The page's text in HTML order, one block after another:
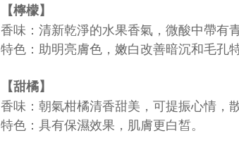
【檸檬】
香味：清新乾淨的水果香氣，微酸中帶有
特色：助明亮膚色，嫩白改善暗沉和毛孔特
【甜橘】
香味：朝氣柑橘清香甜美，可提振心情，
特色：具有保濕效果，肌膚更白皙。